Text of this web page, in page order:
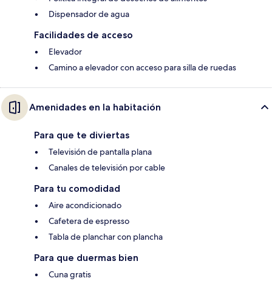
Dispensador de agua
Facilidades de acceso
Elevador
Camino a elevador con acceso para silla de ruedas
Amenidades en la habitación
Para que te diviertas
Televisión de pantalla plana
Canales de televisión por cable
Para tu comodidad
Aire acondicionado
Cafetera de espresso
Tabla de planchar con plancha
Para que duermas bien
Cuna gratis